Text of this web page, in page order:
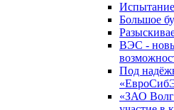
Большое
ВЭС -
Под
«ЗАО